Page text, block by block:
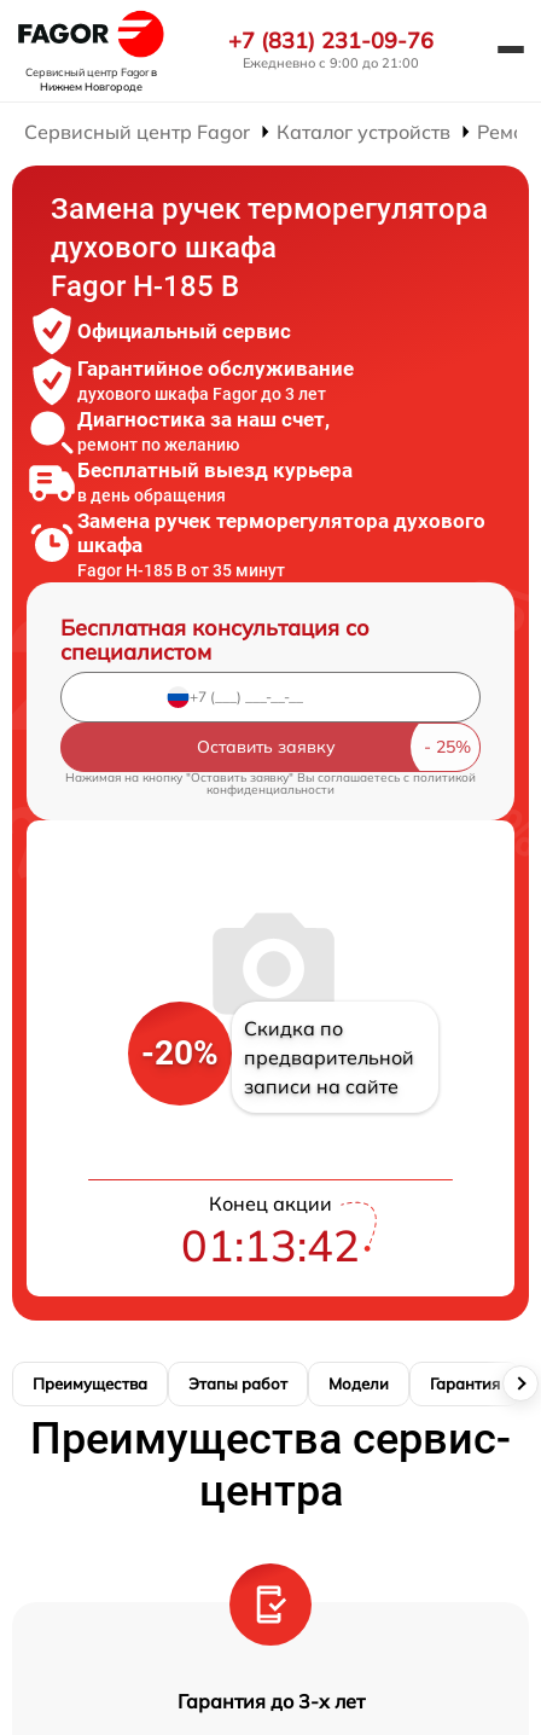
Сервисный центр Fagorв
Нижнем Новгороде
+7 (831) 231-09-76
Ежедневно с 9:00 до 21:00
Сервисный центр Fagor Каталог устройств
Замена ручек терморегулятора
духового шкафа
Fagor H-185 B
Официальный сервис
Гарантийное обслуживание
духового шкафа Fagor до 3 лет
Диагностика за наш счет,
ремонт по желанию
Бесплатный выезд курьера
в день обращения
Замена ручек терморегулятора духового
шкафа
Fagor H-185 B от 35 минут
Бесплатная консультация со
специалистом
Оставить заявку
Нажимая на кнопку "Оставить заявку" Вы соглашаетесь cполитикой
конфиденциальности
-20%
Скидка по
предварительной
записи на сайте
Конец акции
01:13:41
Преимущества Этапы работ Модели Гарантия
Преимущества сервис-
центра
Гарантия до 3-х лет